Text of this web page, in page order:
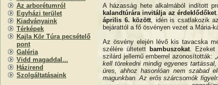
Az arborétumról
Egyházi terület
Kiadványaink
Térképek
Kajla Kör Túra pecsételő
pont
Galéria
Vidd magaddal...
Házirend
Szolgáltatásaink
A házasság hete alkalmából indított
kalandtúrára invitálja az érdeklődőket
április 6. között , idén is csatlakozik
bejárattól a fő ösvényen vezet a Mária-
Az ösvény elején lévő kis tavacska
szélére ültetett bambuszokat. Ezeket
szilárd jellemű emberrel azonosították:
kell törekedni mindig egyenes
üres, ahhoz hasonlóan nem szabad
magunkban. Az erős szárcsomók